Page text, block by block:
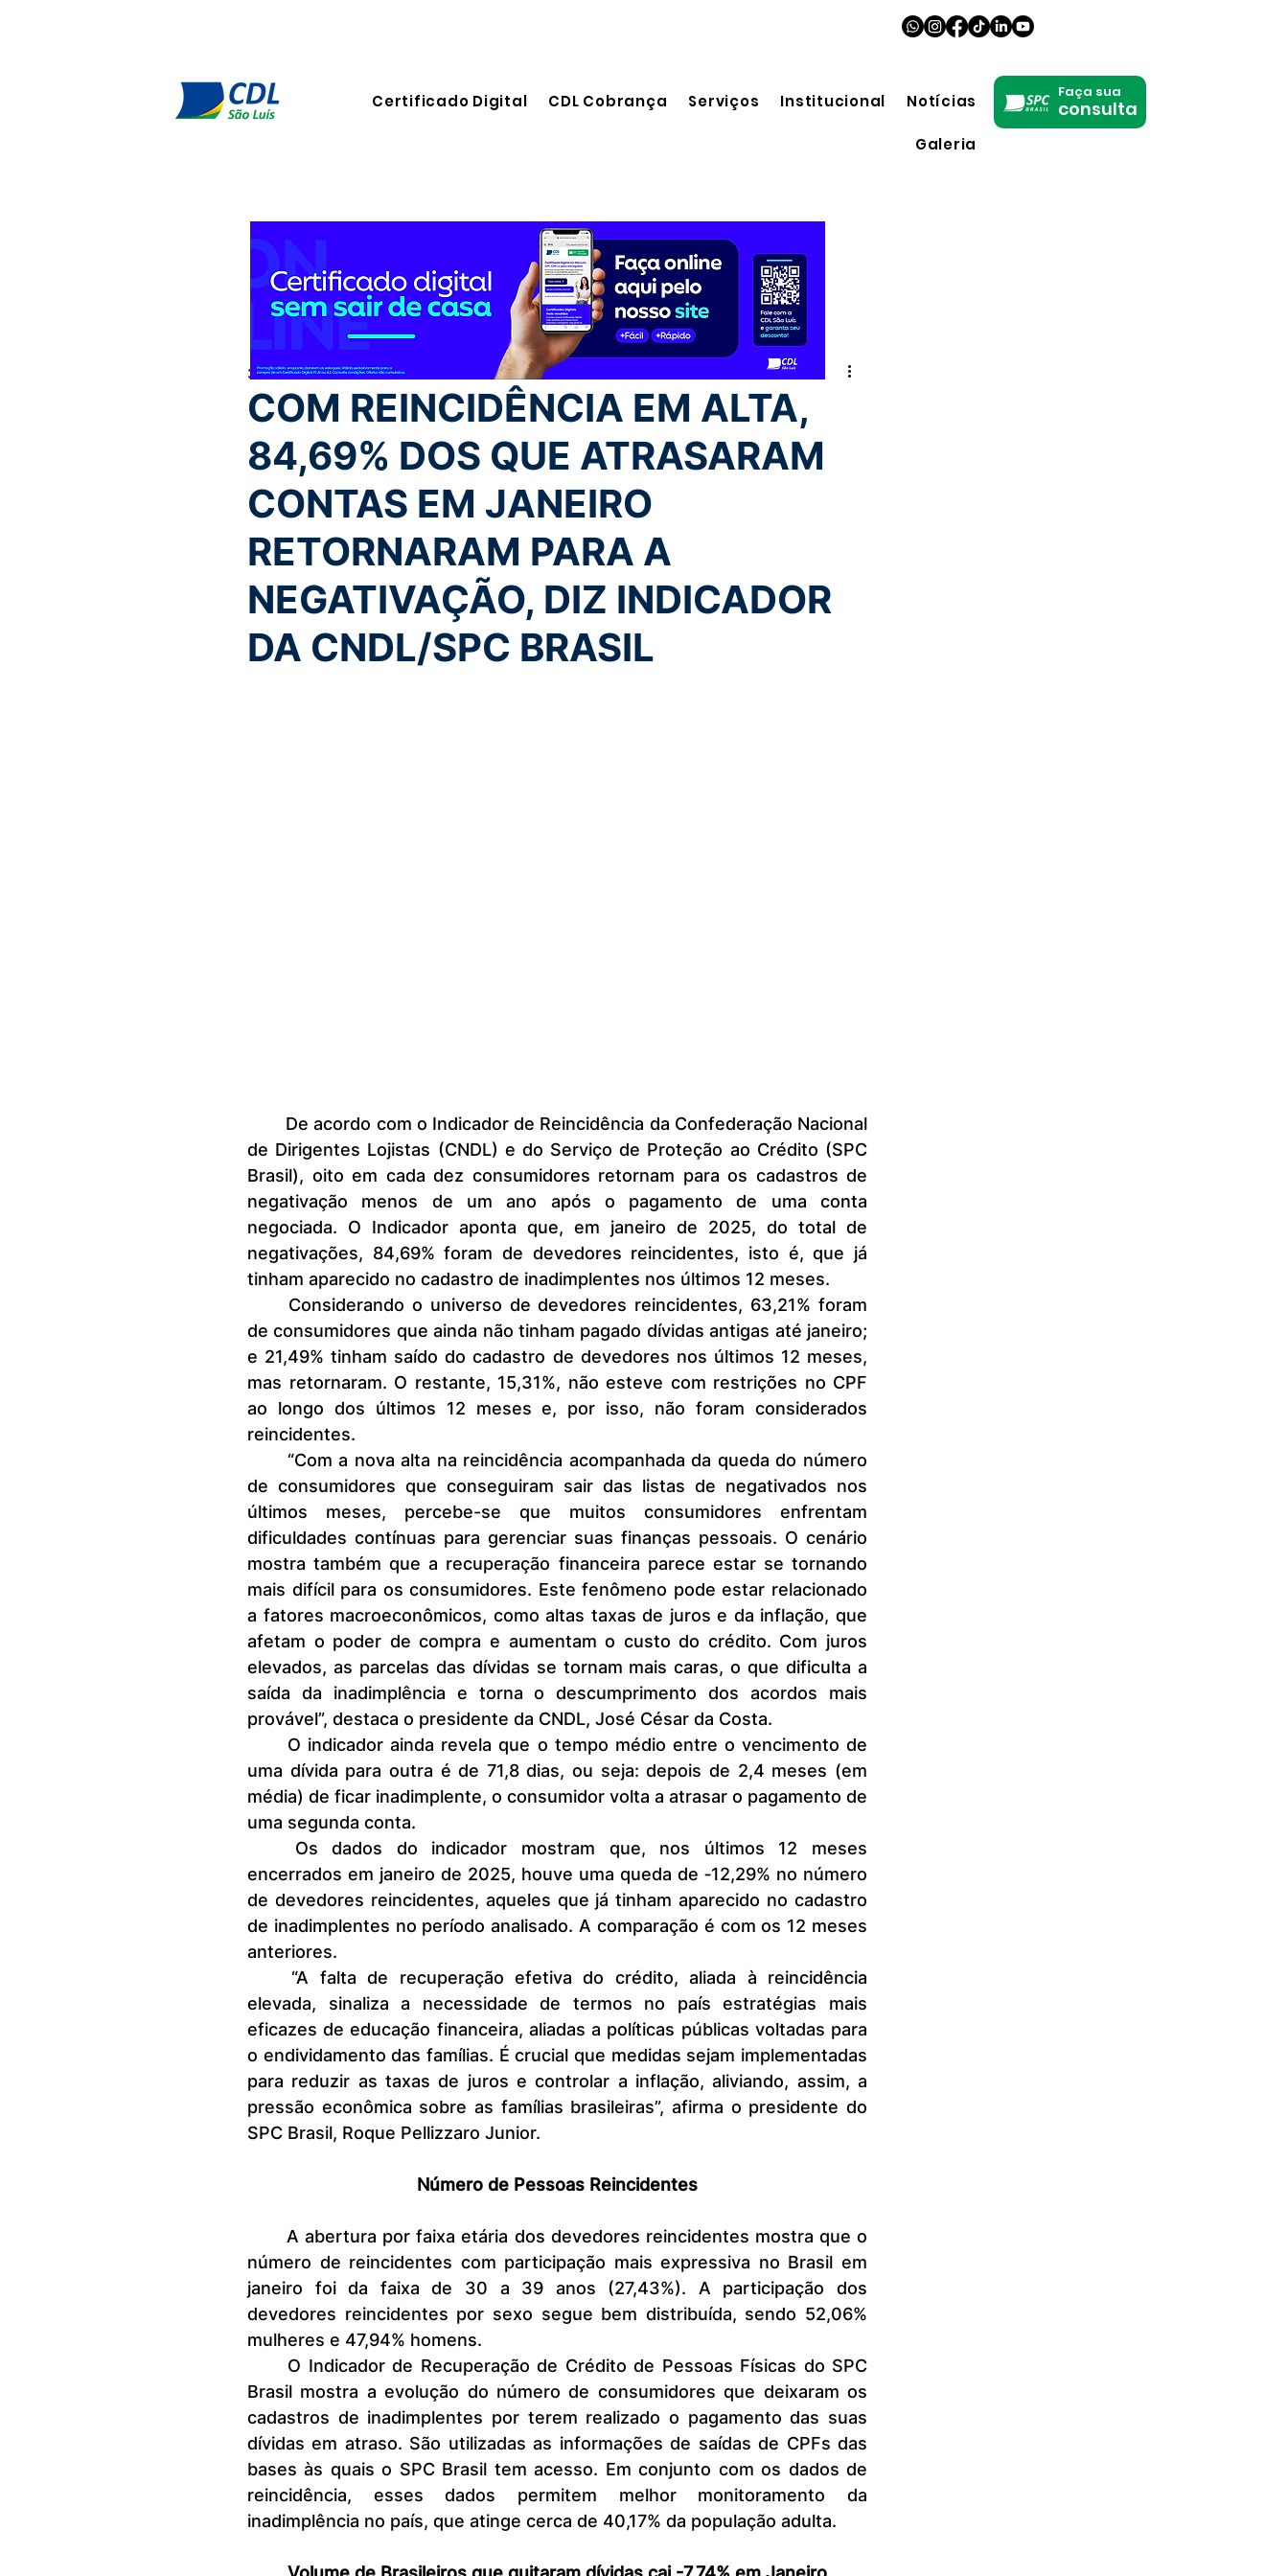
Certificado Digital CDL Cobrança Serviços Institucional Notícias
Galeria
Faça sua
consulta
COM REINCIDÊNCIA EM ALTA,
84,69% DOS QUE ATRASARAM
CONTAS EM JANEIRO
RETORNARAM PARA A
NEGATIVAÇÃO, DIZ INDICADOR
DA CNDL/SPC BRASIL
3 de mar. de 2025 3 min de leitura
de Dirigentes Lojistas (CNDL) e do Serviço de Proteção ao Crédito (SPC
Brasil), oito em cada dez consumidores retornam para os cadastros de
negativação menos de um ano após o pagamento de uma conta
negociada. O Indicador aponta que, em janeiro de 2025, do total de
negativações, 84,69% foram de devedores reincidentes, isto é, que já
tinham aparecido no cadastro de inadimplentes nos últimos 12 meses.
de consumidores que ainda não tinham pagado dívidas antigas até janeiro;
e 21,49% tinham saído do cadastro de devedores nos últimos 12 meses,
mas retornaram. O restante, 15,31%, não esteve com restrições no CPF
ao longo dos últimos 12 meses e, por isso, não foram considerados
reincidentes.
de consumidores que conseguiram sair das listas de negativados nos
últimos meses, percebe-se que muitos consumidores enfrentam
dificuldades contínuas para gerenciar suas finanças pessoais. O cenário
mostra também que a recuperação financeira parece estar se tornando
mais difícil para os consumidores. Este fenômeno pode estar relacionado
a fatores macroeconômicos, como altas taxas de juros e da inflação, que
afetam o poder de compra e aumentam o custo do crédito. Com juros
elevados, as parcelas das dívidas se tornam mais caras, o que dificulta a
saída da inadimplência e torna o descumprimento dos acordos mais
provável”, destaca o presidente da CNDL, José César da Costa.
uma dívida para outra é de 71,8 dias, ou seja: depois de 2,4 meses (em
média) de ficar inadimplente, o consumidor volta a atrasar o pagamento de
uma segunda conta.
encerrados em janeiro de 2025, houve uma queda de ‐12,29% no número
de devedores reincidentes, aqueles que já tinham aparecido no cadastro
de inadimplentes no período analisado. A comparação é com os 12 meses
anteriores.
	“A falta de recuperação efetiva do crédito, aliada à reincidência
elevada, sinaliza a necessidade de termos no país estratégias mais
eficazes de educação financeira, aliadas a políticas públicas voltadas para
o endividamento das famílias. É crucial que medidas sejam implementadas
para reduzir as taxas de juros e controlar a inflação, aliviando, assim, a
pressão econômica sobre as famílias brasileiras”, afirma o presidente do
SPC Brasil, Roque Pellizzaro Junior.
Número de Pessoas Reincidentes
número de reincidentes com participação mais expressiva no Brasil em
janeiro foi da faixa de 30 a 39 anos (27,43%). A participação dos
devedores reincidentes por sexo segue bem distribuída, sendo 52,06%
mulheres e 47,94% homens.
Brasil mostra a evolução do número de consumidores que deixaram os
cadastros de inadimplentes por terem realizado o pagamento das suas
dívidas em atraso. São utilizadas as informações de saídas de CPFs das
bases às quais o SPC Brasil tem acesso. Em conjunto com os dados de
reincidência, esses dados permitem melhor monitoramento da
inadimplência no país, que atinge cerca de 40,17% da população adulta.